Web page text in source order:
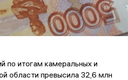
по итогам камеральных и
области превысила 32,6 млн